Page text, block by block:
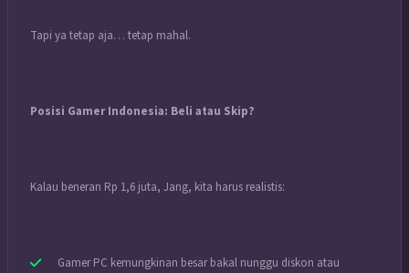
Tapi ya tetap aja… tetap mahal.
Posisi Gamer Indonesia: Beli atau Skip?
Kalau beneran Rp 1,6 juta, Jang, kita harus realistis:
Gamer PC kemungkinan besar bakal nunggu diskon atau